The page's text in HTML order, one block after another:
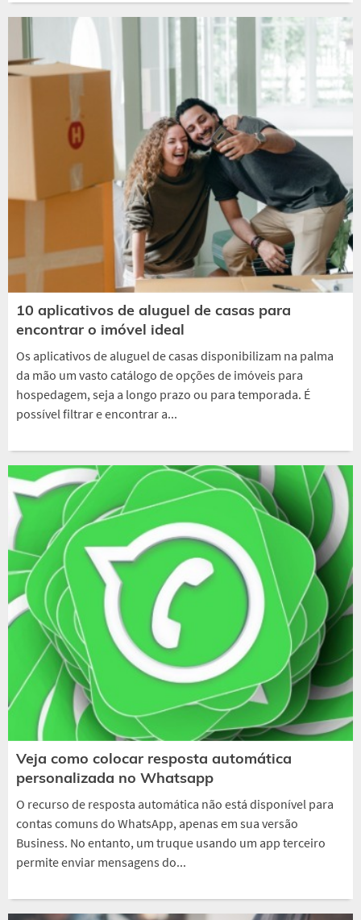
10 aplicativos de aluguel de casas para
encontrar o imóvel ideal
Os aplicativos de aluguel de casas disponibilizam na palma
da mão um vasto catálogo de opções de imóveis para
hospedagem, seja a longo prazo ou para temporada. É
possível filtrar e encontrar a...
Veja como colocar resposta automática
personalizada no Whatsapp
O recurso de resposta automática não está disponível para
contas comuns do WhatsApp, apenas em sua versão
Business. No entanto, um truque usando um app terceiro
permite enviar mensagens do...